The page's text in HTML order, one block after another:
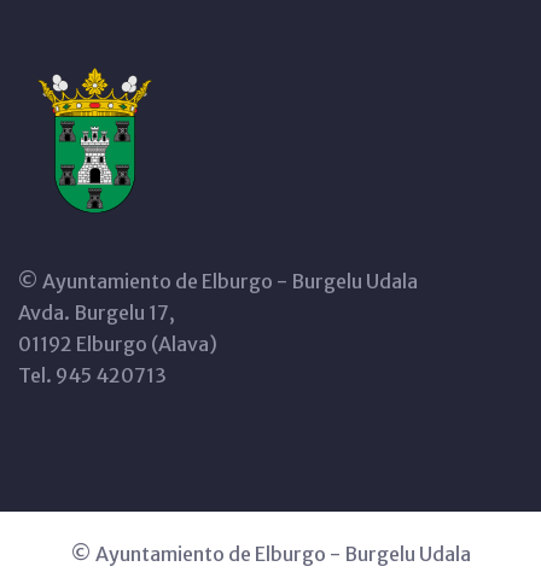
© Ayuntamiento de Elburgo - Burgelu Udala
Avda. Burgelu 17,
01192 Elburgo (Alava)
Tel. 945 420713
© Ayuntamiento de Elburgo - Burgelu Udala